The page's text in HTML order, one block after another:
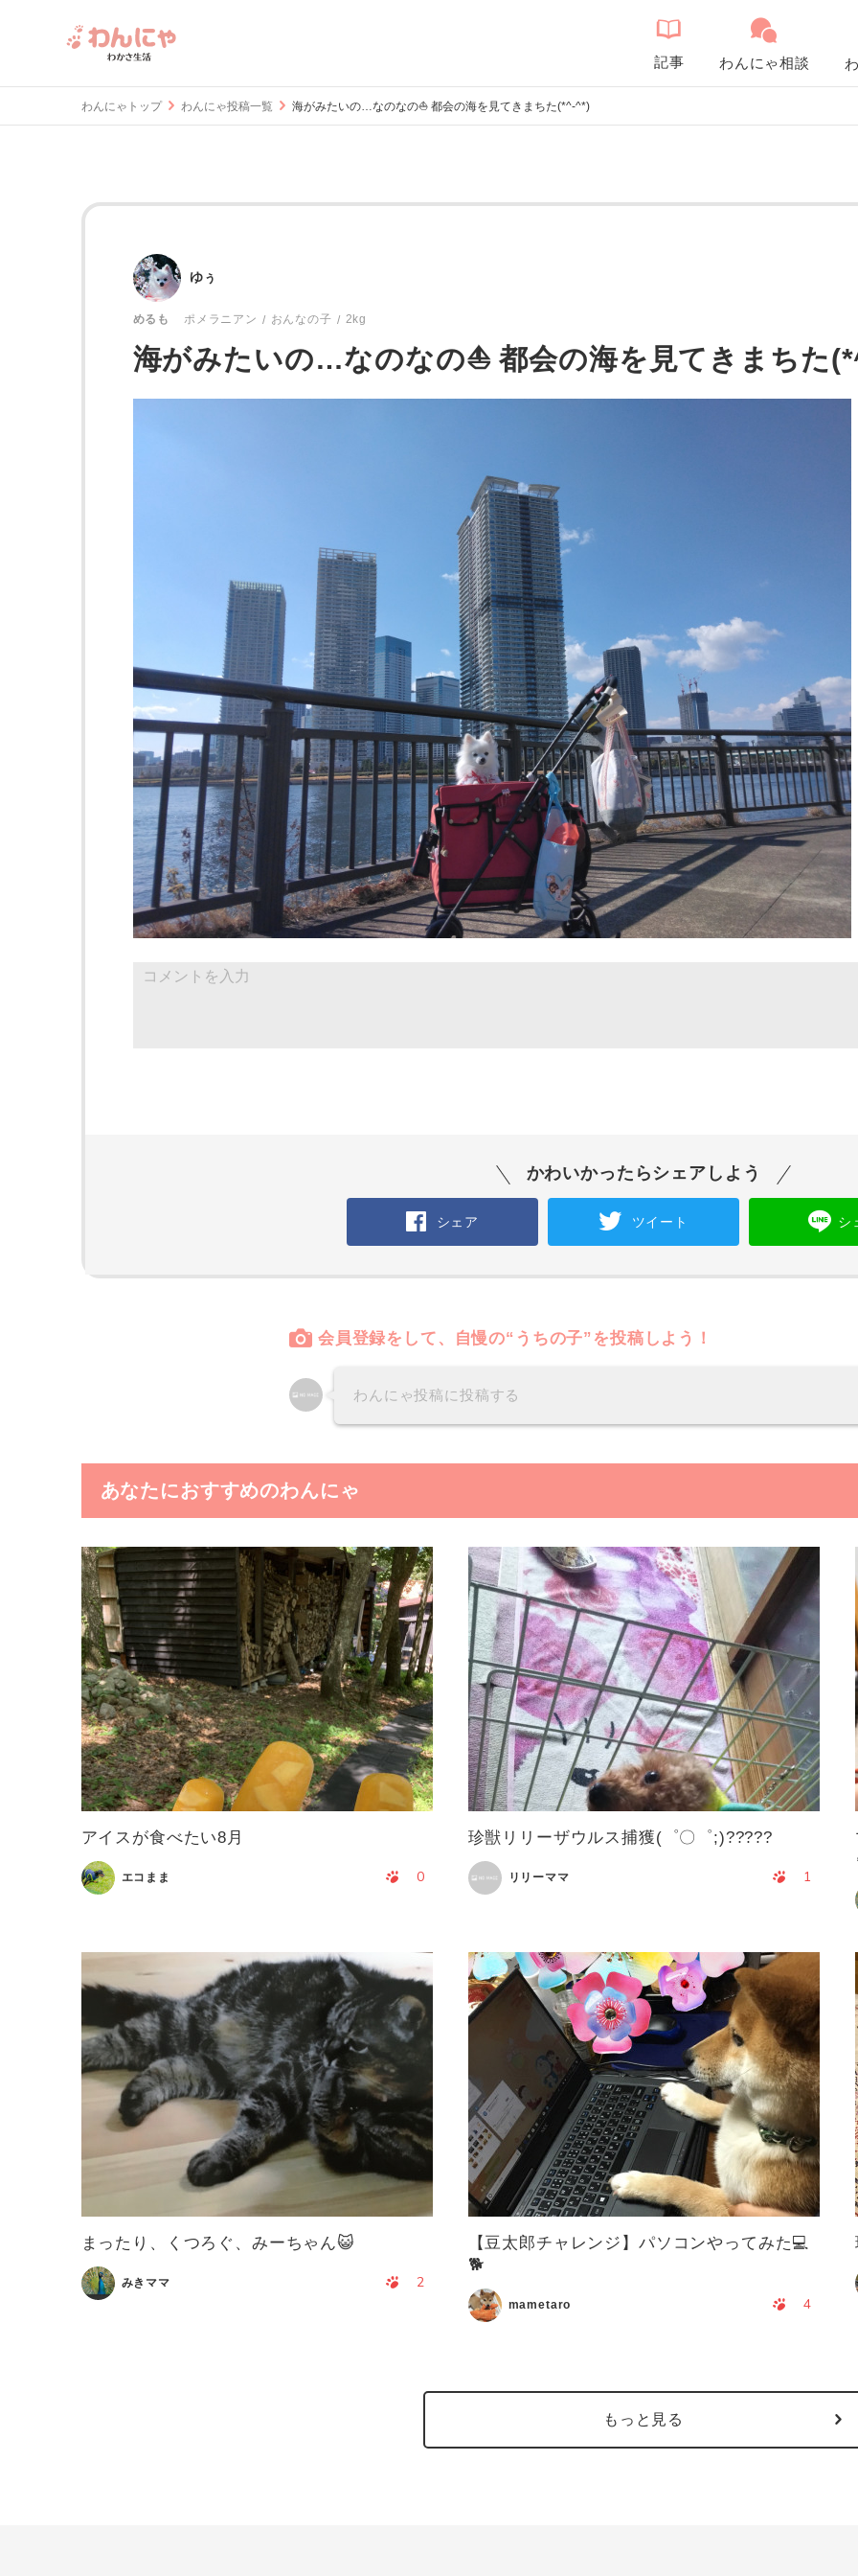
記事 わんにゃ相談
わんにゃトップ わんにゃ投稿一覧 海がみたいの…なのなの⛵ 都会の海を見てきまちた(*^-^*)
ゆぅ
めるも ポメラニアン おんなの子 2kg
海がみたいの…なのなの⛵ 都会の海を見てきまちた
かわいかったらシェアしよう
シェア ツイート シ
会員登録をして、自慢の“うちの子”を投稿しよう！
わんにゃ投稿に投稿する
あなたにおすすめのわんにゃ
アイスが食べたい8月
エコまま 0
珍獣リリーザウルス捕獲(゜〇゜;)?????
リリーママ 1
まったり、くつろぐ、みーちゃん😺
みきママ 2
【豆太郎チャレンジ】パソコンやってみた💻
🐕
mametaro 4
もっと見る